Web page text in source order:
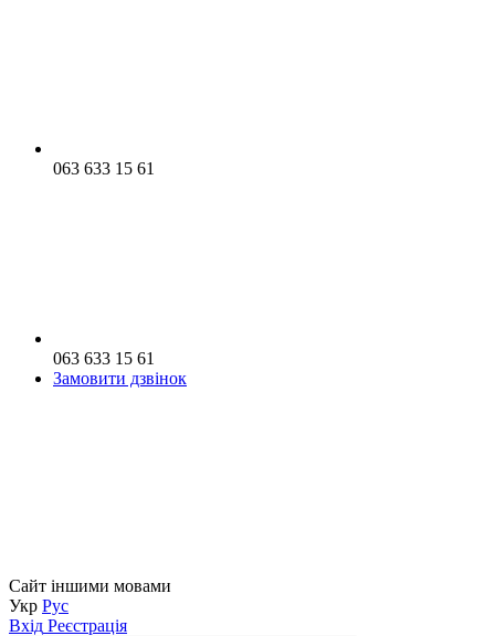
063 633 15 61
063 633 15 61
Замовити дзвінок
Сайт іншими мовами
Укр Рус
Вхід Реєстрація